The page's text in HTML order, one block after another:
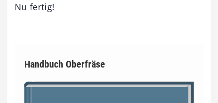
Nu fertig!
Handbuch Oberfräse